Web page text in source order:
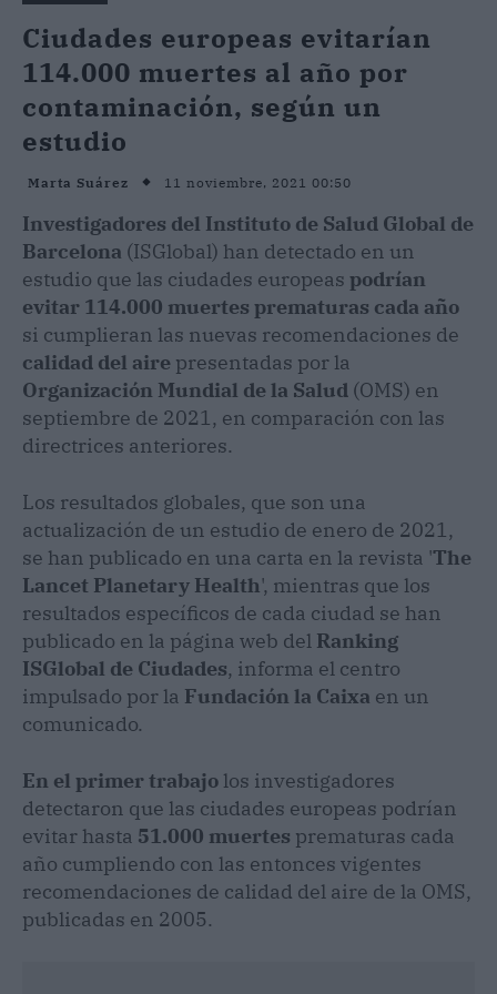
Ciudades europeas evitarían
114.000 muertes al año por
contaminación, según un
estudio
Marta Suárez 11 noviembre, 2021 00:50
Investigadores del Instituto de Salud Global de
Barcelona (ISGlobal) han detectado en un
estudio que las ciudades europeas podrían
evitar 114.000 muertes prematuras cada año
si cumplieran las nuevas recomendaciones de
calidad del aire presentadas por la
Organización Mundial de la Salud (OMS) en
septiembre de 2021, en comparación con las
directrices anteriores.
Los resultados globales, que son una
actualización de un estudio de enero de 2021,
se han publicado en una carta en la revista 'The
Lancet Planetary Health', mientras que los
resultados específicos de cada ciudad se han
publicado en la página web del Ranking
ISGlobal de Ciudades, informa el centro
impulsado por la Fundación la Caixa en un
comunicado.
En el primer trabajo los investigadores
detectaron que las ciudades europeas podrían
evitar hasta 51.000 muertes prematuras cada
año cumpliendo con las entonces vigentes
recomendaciones de calidad del aire de la OMS,
publicadas en 2005.